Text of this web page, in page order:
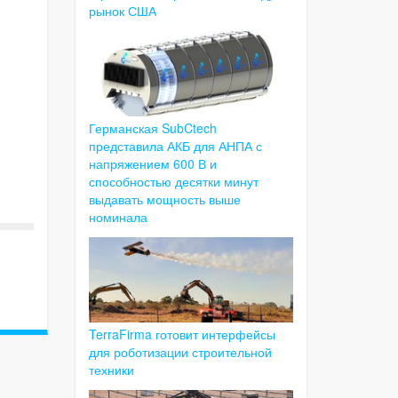
рынок США
Германская SubCtech
представила АКБ для АНПА с
напряжением 600 В и
способностью десятки минут
выдавать мощность выше
номинала
TerraFirma готовит интерфейсы
для роботизации строительной
техники